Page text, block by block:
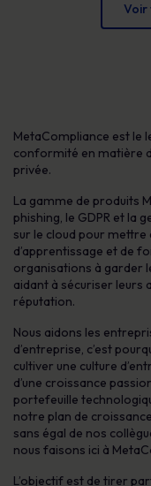
Voir
MetaCompliance est le
conformité en matière
privée.
La gamme de produits
phishing, le GDPR et la
sur le cloud pour
d’apprentissage et de
organisations à garder
aidant à sécuriser leurs
réputation.
Nous aidons les
d’entreprise, c’est
cultiver une culture
d’une croissance
portefeuille
notre plan de
sans égal de nos
nous faisons ici à
L’objectif est de tirer